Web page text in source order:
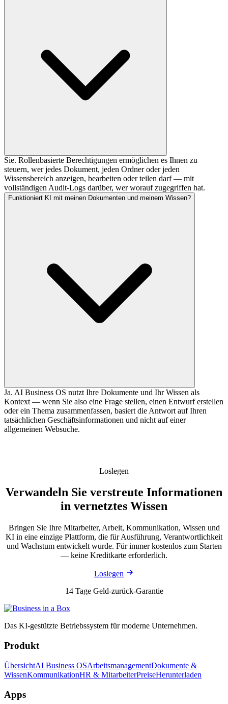
Sie. Rollenbasierte Berechtigungen ermöglichen es Ihnen zu
steuern, wer jedes Dokument, jeden Ordner oder jeden
Wissensbereich anzeigen, bearbeiten oder teilen darf — mit
vollständigen Audit-Logs darüber, wer worauf zugegriffen hat.
Funktioniert KI mit meinen Dokumenten und meinem Wissen?
Ja. AI Business OS nutzt Ihre Dokumente und Ihr Wissen als
Kontext — wenn Sie also eine Frage stellen, einen Entwurf erstellen
oder ein Thema zusammenfassen, basiert die Antwort auf Ihren
tatsächlichen Geschäftsinformationen und nicht auf einer
allgemeinen Websuche.
Loslegen
Verwandeln Sie verstreute Informationen
in vernetztes Wissen
Bringen Sie Ihre Mitarbeiter, Arbeit, Kommunikation, Wissen und
KI in eine einzige Plattform, die für Ausführung, Verantwortlichkeit
und Wachstum entwickelt wurde. Für immer kostenlos zum Starten
— keine Kreditkarte erforderlich.
Loslegen
14 Tage Geld-zurück-Garantie
Das KI-gestützte Betriebssystem für moderne Unternehmen.
Produkt
ÜbersichtAI Business OSArbeitsmanagementDokumente &
WissenKommunikationHR & MitarbeiterPreiseHerunterladen
Apps